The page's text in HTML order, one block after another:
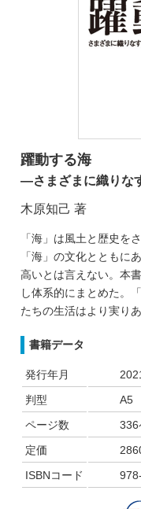
躍動する海
―さまざまに織りな
木原知己 著
「海」は風土と歴史を
「海」の文化とともに
高いとは言えない。本
し体系的にまとめた。
たちの生活はより実り
書籍データ
発行年月
判型
A5
ページ数
336
定価
ISBNコード